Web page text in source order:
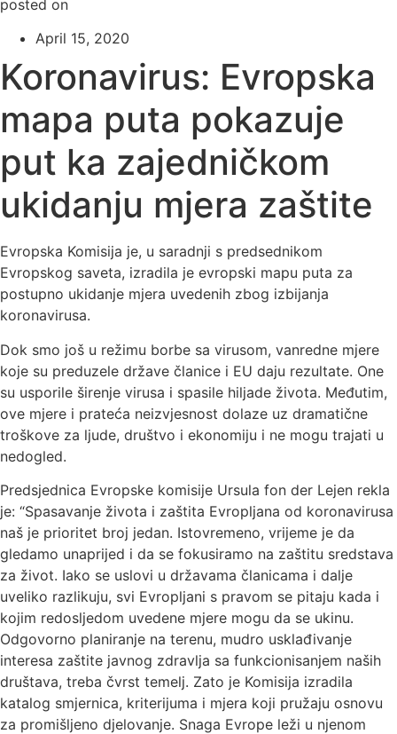
posted on
April 15, 2020
Koronavirus: Evropska
mapa puta pokazuje
put ka zajedničkom
ukidanju mjera zaštite
Evropska Komisija je, u saradnji s predsednikom
Evropskog saveta, izradila je evropski mapu puta za
postupno ukidanje mjera uvedenih zbog izbijanja
koronavirusa.
Dok smo još u režimu borbe sa virusom, vanredne mjere
koje su preduzele države članice i EU daju rezultate. One
su usporile širenje virusa i spasile hiljade života. Međutim,
ove mjere i prateća neizvjesnost dolaze uz dramatične
troškove za ljude, društvo i ekonomiju i ne mogu trajati u
nedogled.
Predsjednica Evropske komisije Ursula fon der Lejen rekla
je: “Spasavanje života i zaštita Evropljana od koronavirusa
naš je prioritet broj jedan. Istovremeno, vrijeme je da
gledamo unaprijed i da se fokusiramo na zaštitu sredstava
za život. Iako se uslovi u državama članicama i dalje
uveliko razlikuju, svi Evropljani s pravom se pitaju kada i
kojim redosljedom uvedene mjere mogu da se ukinu.
Odgovorno planiranje na terenu, mudro usklađivanje
interesa zaštite javnog zdravlja sa funkcionisanjem naših
društava, treba čvrst temelj. Zato je Komisija izradila
katalog smjernica, kriterijuma i mjera koji pružaju osnovu
za promišljeno djelovanje. Snaga Evrope leži u njenom